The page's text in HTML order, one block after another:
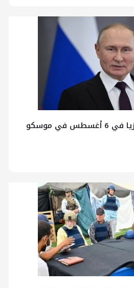
موسكو